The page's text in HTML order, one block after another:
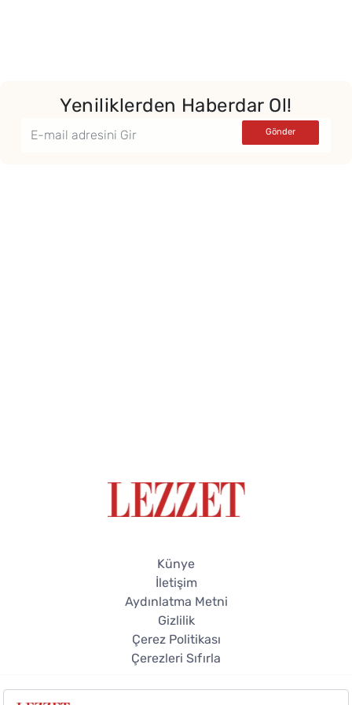
Yeniliklerden Haberdar Ol!
Künye
İletişim
Aydınlatma Metni
Gizlilik
Çerez Politikası
Çerezleri Sıfırla